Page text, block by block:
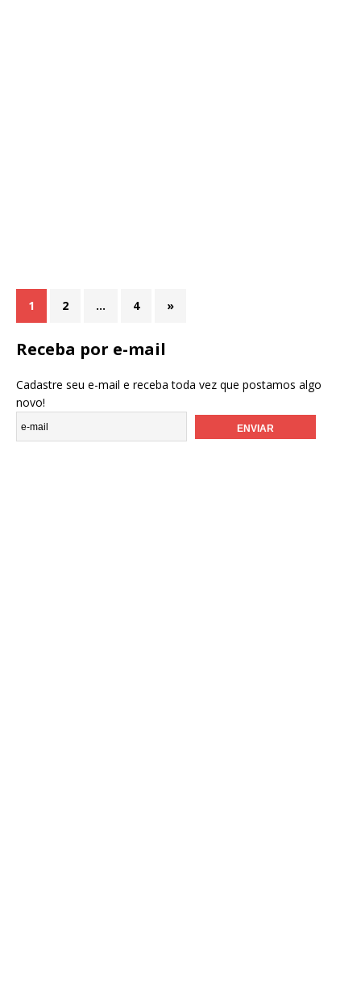
1 2 … 4 »
Receba por e-mail
Cadastre seu e-mail e receba toda vez que postamos algo
novo!